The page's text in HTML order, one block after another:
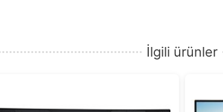
İlgili ürünler